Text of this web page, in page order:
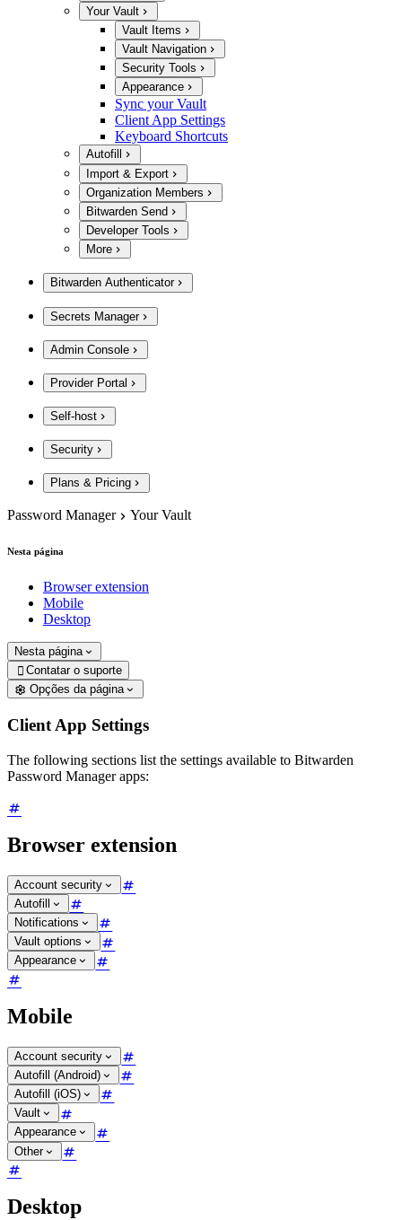
Your Vault
Vault Items
Vault Navigation
Security Tools
Appearance
Sync your Vault
Client App Settings
Keyboard Shortcuts
Autofill
Import & Export
Organization Members
Bitwarden Send
Developer Tools
More
Bitwarden Authenticator
Secrets Manager
Admin Console
Provider Portal
Self-host
Security
Plans & Pricing
Password Manager Your Vault
Nesta página
Browser extension
Mobile
Desktop
Nesta página
 Contatar o suporte
Opções da página
Client App Settings
The following sections list the settings available to Bitwarden
Password Manager apps:
Browser extension
Account security
Autofill
Notifications
Vault options
Appearance
Mobile
Account security
Autofill (Android)
Autofill (iOS)
Vault
Appearance
Other
Desktop